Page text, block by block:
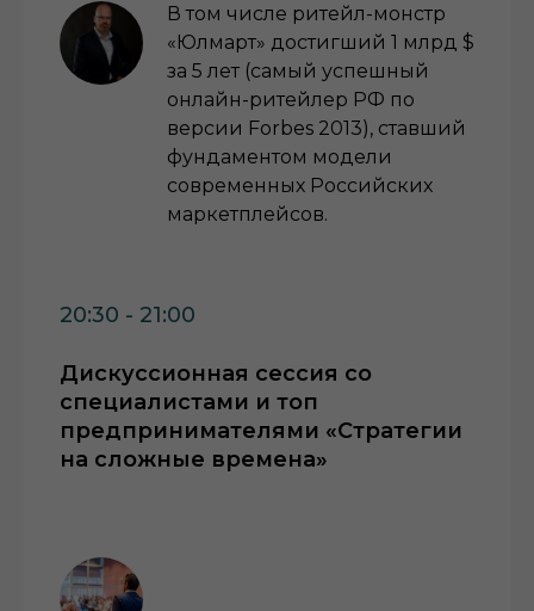
В том числе ритейл-монстр
«Юлмарт» достигший 1 млрд $
за 5 лет (самый успешный
онлайн-ритейлер РФ по
версии Forbes 2013), ставший
фундаментом модели
современных Российских
маркетплейсов.
20:30 - 21:00
Дискуссионная сессия со
специалистами и топ
предпринимателями «Стратегии
на сложные времена»